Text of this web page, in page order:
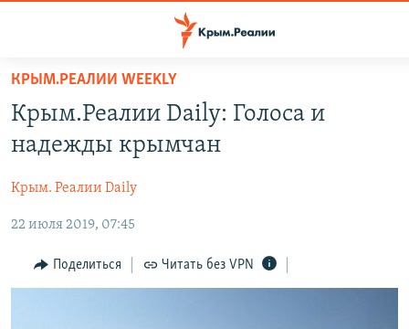
Вернуться
основному
содержанию
навигации
Вернутся
СПЕЦПРОЕКТЫ
КАРТА ВОЕННЫХ ОБЪЕКТОВ КРЫМА
11 ЛЕТ ОККУПАЦИИ КРЫМА. 11 ИСТОРИЙ СОПРОТИВЛЕНИЯ
ИСТОРИЯ
ЕЩЕ
ИНТЕРАКТИВ
РАДІО СВОБОДА
КРЫМ.РЕАЛИИ WEEKLY
Крым.Реалии Daily: Голоса и
надежды крымчан
Крым. Реалии Daily
22 июля 2019, 07:45
Поделиться Читать без VPN